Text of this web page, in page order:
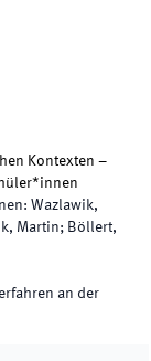
Kontexten –
: Wazlawik,
Martin; Böllert,
an der